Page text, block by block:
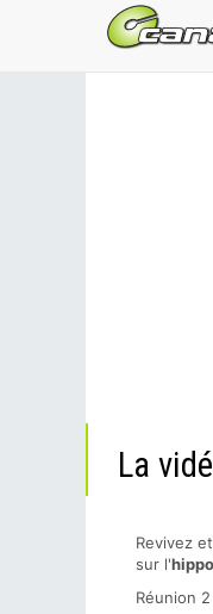
La
Revivez
sur l'
Réunion